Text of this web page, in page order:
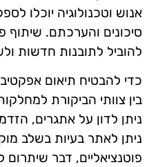
אנוש וטכנולוגיה יוכלו
סיכונים והערכתם. שיתוף
להוביל לתובנות חדשות
כדי להבטיח תיאום
בין צוותי הביקורת
ניתן לדון על אתגרים,
ניתן לאתר בעיות בשלב
פוטנציאליים, דבר